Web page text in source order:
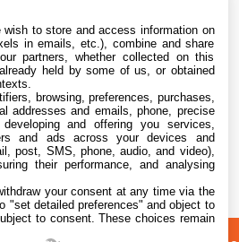
panne pour plusieurs
Apple
wish to store and access information on
in emails, etc.), combine and share
partners, whether collected on this
held by some of us, or obtained
browsing, preferences, purchases,
addresses and emails, phone, precise
and offering you services,
and ads across your devices and
post, SMS, phone, audio, and video),
their performance, and analysing
your consent at any time via the
"set detailed preferences" and object to
to consent. These choices remain